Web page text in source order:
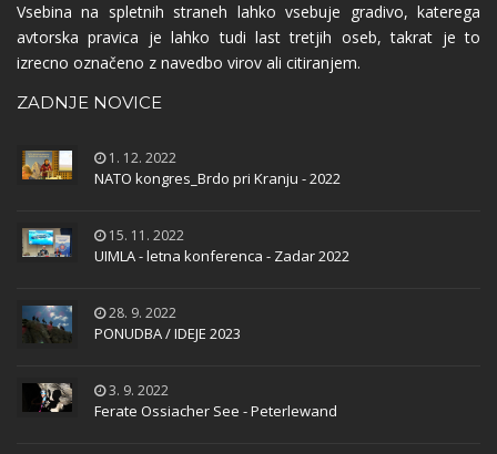
Vsebina na spletnih straneh lahko vsebuje gradivo, katerega
avtorska pravica je lahko tudi last tretjih oseb, takrat je to
izrecno označeno z navedbo virov ali citiranjem.
ZADNJE NOVICE
1. 12. 2022
NATO kongres_Brdo pri Kranju - 2022
15. 11. 2022
UIMLA - letna konferenca - Zadar 2022
28. 9. 2022
PONUDBA / IDEJE 2023
3. 9. 2022
Ferate Ossiacher See - Peterlewand